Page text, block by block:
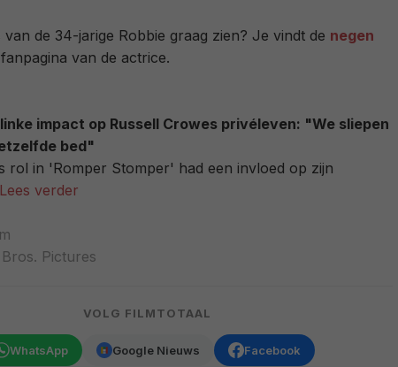
de 34-jarige Robbie graag zien? Je vindt de negen
van de actrice.
impact op Russell Crowes privéleven: "We sliepen
bed"
rol in 'Romper Stomper' had een invloed op zijn
Lees verder
Pictures
VOLG FILMTOTAAL
WhatsApp Google Nieuws Facebook